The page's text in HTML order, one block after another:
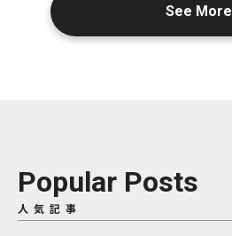
See More
Popular Posts
人気記事